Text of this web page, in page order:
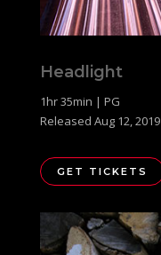
Headlight
1hr 35min | PG
Released Aug 12, 2019
GET TICKETS